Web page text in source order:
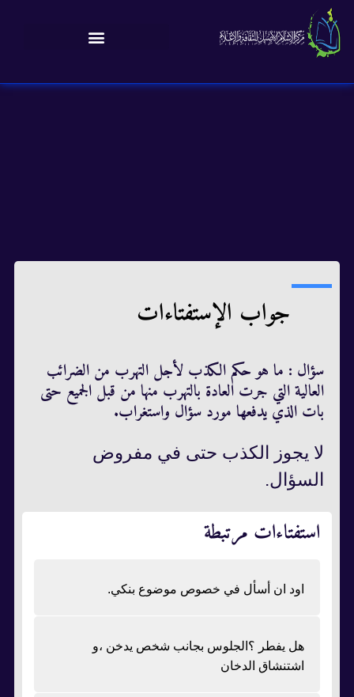
جواب الإستفتاءات
سؤال : ما هو حكم الكذب لأجل التهرب من الضرائب
العالية التي جرت العادة بالتهرب منها من قبل الجميع حتى
بات الذي يدفعها مورد سؤال واستغراب.
لا يجوز الكذب حتى في مفروض
السؤال.
استفتاءات مرتبطة
اود ان أسأل في خصوص موضوع بنكي.
هل يفطر ؟الجلوس بجانب شخص يدخن ،و
اشتنشاق الدخان